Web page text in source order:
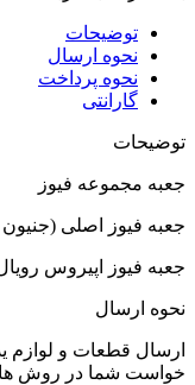
توضیحات
نحوه ارسال
نحوه پرداخت
گارانتی
توضیحات
جعبه مجموعه فیوز
جعبه فیوز اصلی
جعبه فیوز اپیروس
نحوه ارسال
ارسال قطعات و لوازم
خواست شما در روش